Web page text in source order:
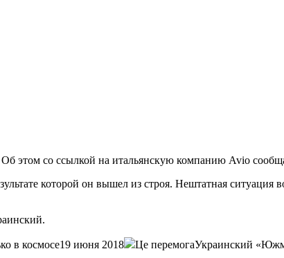
этом со ссылкой на итальянскую компанию Avio
которой он вышел из строя. Нештатная ситуация
в космосе19 июня 2018
Це перемогаУкраинский